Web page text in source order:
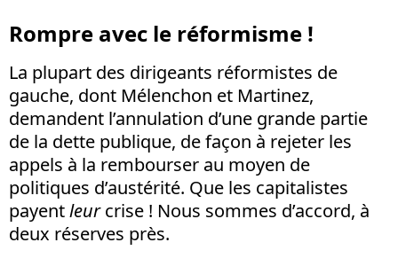
Rompre avec le réformisme !
La plupart des dirigeants réformistes de
gauche, dont Mélenchon et Martinez,
demandent l’annulation d’une grande partie
de la dette publique, de façon à rejeter les
appels à la rembourser au moyen de
politiques d’austérité. Que les capitalistes
payentleurcrise ! Nous sommes d’accord, à
deux réserves près.